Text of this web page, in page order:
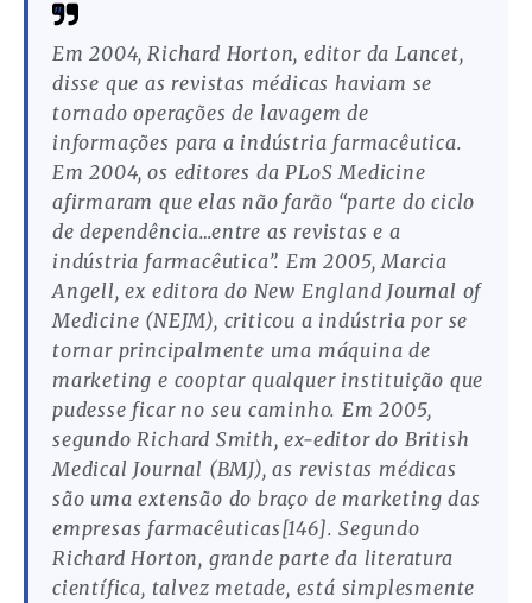
Em 2004, Richard Horton, editor da Lancet,
disse que as revistas médicas haviam se
tornado operações de lavagem de
informações para a indústria farmacêutica.
Em 2004, os editores da PLoS Medicine
afirmaram que elas não farão “parte do ciclo
de dependência…entre as revistas e a
indústria farmacêutica”. Em 2005, Marcia
Angell, ex editora do New England Journal of
Medicine (NEJM), criticou a indústria por se
tornar principalmente uma máquina de
marketing e cooptar qualquer instituição que
pudesse ficar no seu caminho. Em 2005,
segundo Richard Smith, ex-editor do British
Medical Journal (BMJ), as revistas médicas
são uma extensão do braço de marketing das
empresas farmacêuticas[146]. Segundo
Richard Horton, grande parte da literatura
científica, talvez metade, está simplesmente